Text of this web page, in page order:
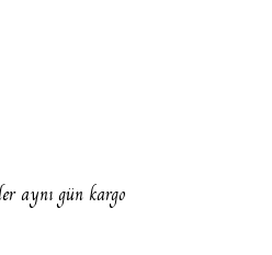
aynı gün kargo